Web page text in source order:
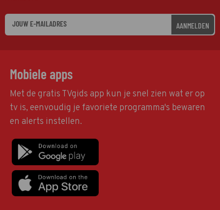
AANMELDEN
Mobiele apps
Met de gratis TVgids app kun je snel zien wat er op
tv is, eenvoudig je favoriete programma's bewaren
en alerts instellen.